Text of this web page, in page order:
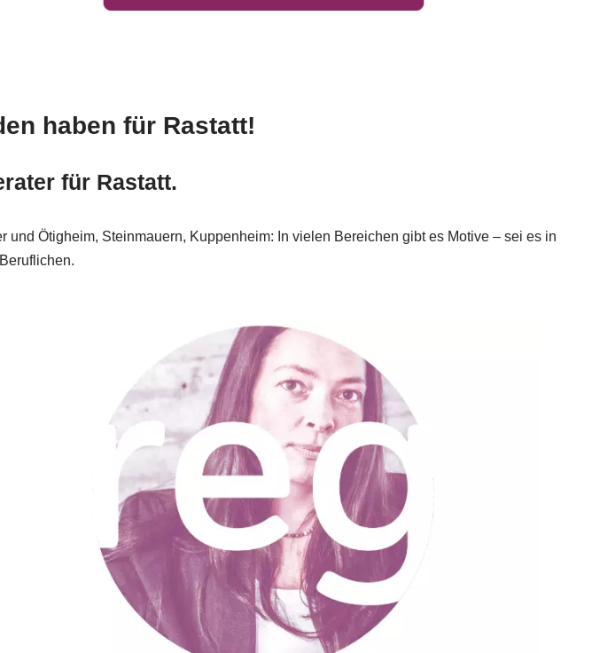
haben für Rastatt!
für Rastatt.
und Ötigheim, Steinmauern, Kuppenheim: In vielen Bereichen gibt es Motive – sei es in